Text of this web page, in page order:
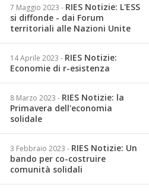
7 Maggio 2023 - RIES Notizie: L'ESS
si diffonde - dai Forum
territoriali alle Nazioni Unite
14 Aprile 2023 - RIES Notizie:
Economie di r-esistenza
8 Marzo 2023 - RIES Notizie: la
Primavera dell'economia
solidale
3 Febbraio 2023 - RIES Notizie: Un
bando per co-costruire
comunità solidali